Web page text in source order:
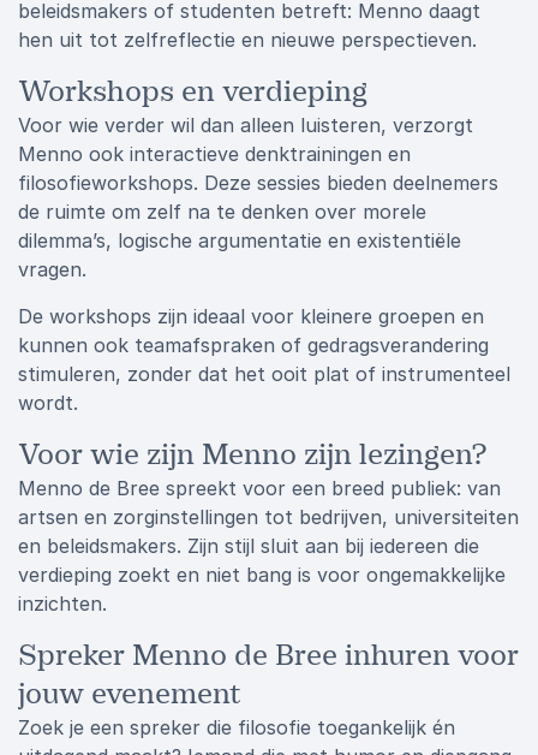
beleidsmakers of studenten betreft: Menno daagt
hen uit tot zelfreflectie en nieuwe perspectieven.
Workshops en verdieping
Voor wie verder wil dan alleen luisteren, verzorgt
Menno ook interactieve denktrainingen en
filosofieworkshops. Deze sessies bieden deelnemers
de ruimte om zelf na te denken over morele
dilemma’s, logische argumentatie en existentiële
vragen.
De workshops zijn ideaal voor kleinere groepen en
kunnen ook teamafspraken of gedragsverandering
stimuleren, zonder dat het ooit plat of instrumenteel
wordt.
Voor wie zijn Menno zijn lezingen?
Menno de Bree spreekt voor een breed publiek: van
artsen en zorginstellingen tot bedrijven, universiteiten
en beleidsmakers. Zijn stijl sluit aan bij iedereen die
verdieping zoekt en niet bang is voor ongemakkelijke
inzichten.
Spreker Menno de Bree inhuren voor
jouw evenement
Zoek je een spreker die filosofie toegankelijk én